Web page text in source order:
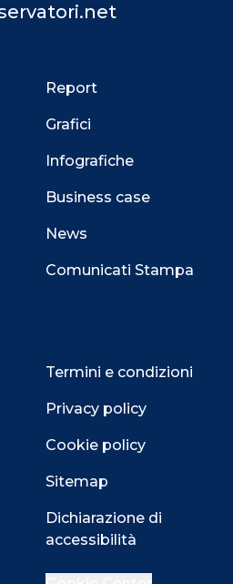
Report
Grafici
Infografiche
Business case
News
Comunicati Stampa
Termini e condizioni
Privacy policy
Cookie policy
Sitemap
Dichiarazione di
accessibilità